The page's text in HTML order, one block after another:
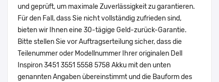
und geprüft, um maximale Zuverlässigkeit zu garantieren.
Für den Fall, dass Sie nicht vollständig zufrieden sind,
bieten wir Ihnen eine 30-tägige Geld-zurück-Garantie.
Bitte stellen Sie vor Auftragserteilung sicher, dass die
Teilenummer oder Modellnummer Ihrer originalen Dell
Inspiron 3451 3551 5558 5758 Akku mit den unten
genannten Angaben übereinstimmt und die Bauform des